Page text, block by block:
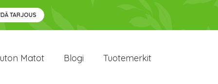
TARJOUS
Matot Blogi Tuotemerkit